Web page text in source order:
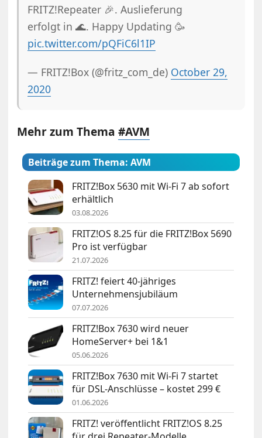
FRITZ!Repeater 🎉. Auslieferung
erfolgt in 🌊. Happy Updating 🥳
pic.twitter.com/pQFiC6l1IP
— FRITZ!Box (@fritz_com_de) October 29,
2020
Mehr zum Thema#AVM
Beiträge zum Thema: AVM
FRITZ!Box 5630 mit Wi-Fi 7 ab sofort
erhältlich
03.08.2026
FRITZ!OS 8.25 für die FRITZ!Box 5690
Pro ist verfügbar
21.07.2026
FRITZ! feiert 40-jähriges
Unternehmensjubiläum
07.07.2026
FRITZ!Box 7630 wird neuer
HomeServer+ bei 1&1
05.06.2026
FRITZ!Box 7630 mit Wi-Fi 7 startet
für DSL-Anschlüsse – kostet 299 €
01.06.2026
FRITZ! veröffentlicht FRITZ!OS 8.25